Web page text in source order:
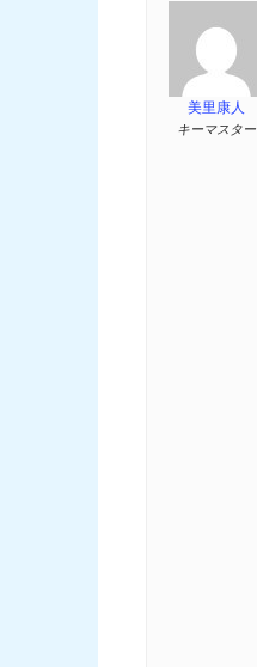
美里康人
キーマスター